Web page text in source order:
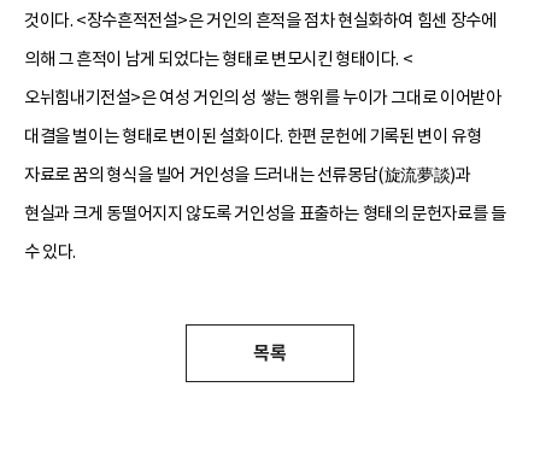
것이다. <장수흔적전설>은 거인의 흔적을 점차 현실화하여 힘센 장수에
의해 그 흔적이 남게 되었다는 형태로 변모시킨 형태이다. <
오뉘힘내기전설>은 여성 거인의 성 쌓는 행위를 누이가 그대로 이어받아
대결을 벌이는 형태로 변이된 설화이다. 한편 문헌에 기록된 변이 유형
자료로 꿈의 형식을 빌어 거인성을 드러내는 선류몽담(旋流夢談)과
현실과 크게 동떨어지지 않도록 거인성을 표출하는 형태의 문헌자료를 들
수 있다.
목록